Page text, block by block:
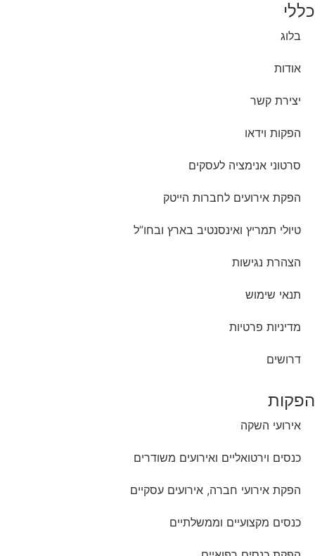
כללי
בלוג
אודות
יצירת קשר
הפקות וידאו
סרטוני אנימציה לעסקים
הפקת אירועים לחברות הייטק
טיולי תמריץ ואינסנטיב בארץ ובחו”ל
הצהרת נגישות
תנאי שימוש
מדיניות פרטיות
דרושים
הפקות
אירועי השקה
כנסים וירטואליים ואירועים משודרים
הפקת אירועי חברה, אירועים עסקיים
כנסים מקצועיים וממשלתיים